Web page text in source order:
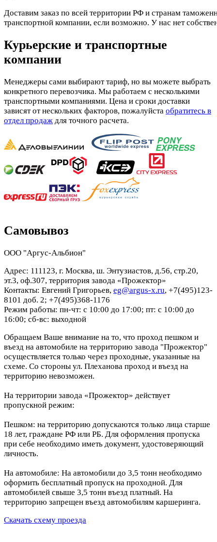
Доставим заказ по всей территории РФ и странам
транспортной компании, если возможно. У нас нет
Курьерские и транспортные
компании
Менеджеры сами выбирают тариф, но вы можете выбрать
конкретного перевозчика. Мы работаем с несколькими
транспортными компаниями. Цена и сроки доставки
зависят от нескольких факторов, пожалуйста обратитесь в
отдел продаж для точного расчета.
Самовывоз
ООО "Аргус-Альбион"
Адрес: 111123, г. Москва, ш. Энтузиастов, д.56, стр.20,
эт.3, оф.307, территория завода «Прожектор»
Контакты: Евгений Григорьев, eg@argus-x.ru, +7(495)123-
8101 доб. 2; +7(495)368-1176
Режим работы: пн-чт: с 10:00 до 17:00; пт: с 10:00 до
16:00; сб-вс: выходной
Обращаем Ваше внимание на то, что проход пешком и
въезд на автомобиле на территорию завода "Прожектор"
осуществляется только через проходные, указанные на
схеме. Со стороны ул. Плеханова проход и въезд на
территорию невозможен.
На территории завода «Прожектор» действует
пропускной режим:
Пешком: на территорию допускаются только лица старше
18 лет, граждане РФ или РБ. Для оформления пропуска
при себе необходимо иметь документ, удостоверяющий
личность.
На автомобиле: На автомобили до 3,5 тонн необходимо
оформить бесплатный пропуск на проходной. Для
автомобилей свыше 3,5 тонн въезд платный. На
территорию запрещен въезд автомобилям каршеринга.
Скачать схему проезда